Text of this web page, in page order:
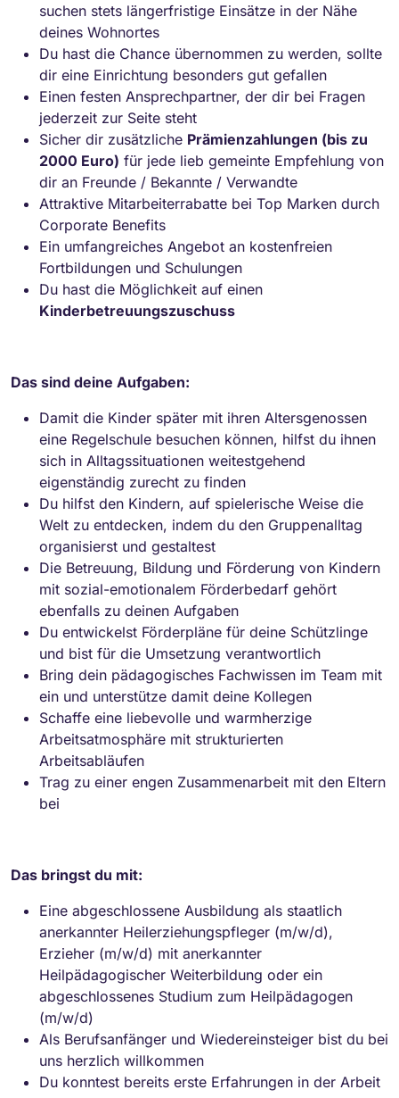
suchen stets längerfristige Einsätze in der Nähe
deines Wohnortes
Du hast die Chance übernommen zu werden, sollte
dir eine Einrichtung besonders gut gefallen
Einen festen Ansprechpartner, der dir bei Fragen
jederzeit zur Seite steht
Sicher dir zusätzliche Prämienzahlungen (bis zu
2000 Euro) für jede lieb gemeinte Empfehlung von
dir an Freunde / Bekannte / Verwandte
Attraktive Mitarbeiterrabatte bei Top Marken durch
Corporate Benefits
Ein umfangreiches Angebot an kostenfreien
Fortbildungen und Schulungen
Du hast die Möglichkeit auf einen
Kinderbetreuungszuschuss
Das sind deine Aufgaben:
Damit die Kinder später mit ihren Altersgenossen
eine Regelschule besuchen können, hilfst du ihnen
sich in Alltagssituationen weitestgehend
eigenständig zurecht zu finden
Du hilfst den Kindern, auf spielerische Weise die
Welt zu entdecken, indem du den Gruppenalltag
organisierst und gestaltest
Die Betreuung, Bildung und Förderung von Kindern
mit sozial-emotionalem Förderbedarf gehört
ebenfalls zu deinen Aufgaben
Du entwickelst Förderpläne für deine Schützlinge
und bist für die Umsetzung verantwortlich
Bring dein pädagogisches Fachwissen im Team mit
ein und unterstütze damit deine Kollegen
Schaffe eine liebevolle und warmherzige
Arbeitsatmosphäre mit strukturierten
Arbeitsabläufen
Trag zu einer engen Zusammenarbeit mit den Eltern
bei
Das bringst du mit:
Eine abgeschlossene Ausbildung als staatlich
anerkannter Heilerziehungspfleger (m/w/d),
Erzieher (m/w/d) mit anerkannter
Heilpädagogischer Weiterbildung oder ein
abgeschlossenes Studium zum Heilpädagogen
(m/w/d)
Als Berufsanfänger und Wiedereinsteiger bist du bei
uns herzlich willkommen
Du konntest bereits erste Erfahrungen in der Arbeit